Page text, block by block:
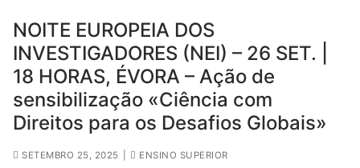
NOITE EUROPEIA DOS
INVESTIGADORES (NEI) – 26 SET. |
18 HORAS, ÉVORA – Ação de
sensibilização «Ciência com
Direitos para os Desafios Globais»
SETEMBRO 25, 2025 ENSINO SUPERIOR